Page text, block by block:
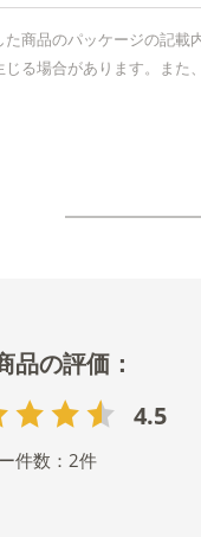
商品のパッケージの記載
る場合があります。また
4.5
件数： 2件